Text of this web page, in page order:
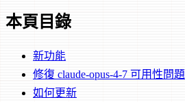
本頁目錄
新功能
修復 claude-opus-4-7 可用性問題
如何更新